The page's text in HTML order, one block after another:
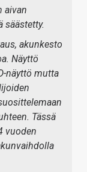
aivan
säästetty.
akunkesto
Näyttö
näyttö mutta
Tässä
vuoden